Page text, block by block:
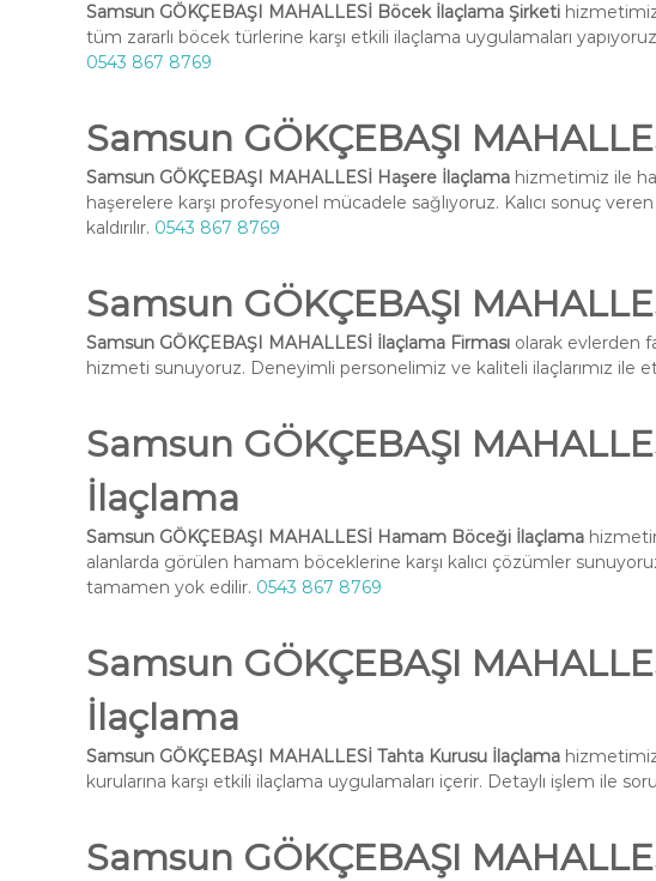
Samsun GÖKÇEBAŞI MAHALLESİ Böcek İlaçlama Şirketi
tüm zararlı böcek türlerine karşı etkili ilaçlama uygulamaları
0543 867 8769
Samsun GÖKÇEBAŞI
Samsun GÖKÇEBAŞI MAHALLESİ Haşere İlaçlama hizmetimiz ile
haşerelere karşı profesyonel mücadele sağlıyoruz. Kalıcı sonuç
kaldırılır. 0543 867 8769
Samsun GÖKÇEBAŞI
Samsun GÖKÇEBAŞI MAHALLESİ İlaçlama Firması olarak evlerden
hizmeti sunuyoruz. Deneyimli personelimiz ve kaliteli ilaçlarımız ile
Samsun GÖKÇEBAŞI
İlaçlama
Samsun GÖKÇEBAŞI MAHALLESİ Hamam Böceği İlaçlama
alanlarda görülen hamam böceklerine karşı kalıcı çözümler
tamamen yok edilir. 0543 867 8769
Samsun GÖKÇEBAŞI
İlaçlama
Samsun GÖKÇEBAŞI MAHALLESİ Tahta Kurusu İlaçlama
kurularına karşı etkili ilaçlama uygulamaları içerir. Detaylı işlem ile
Samsun GÖKÇEBAŞI